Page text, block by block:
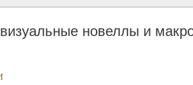
новеллы и